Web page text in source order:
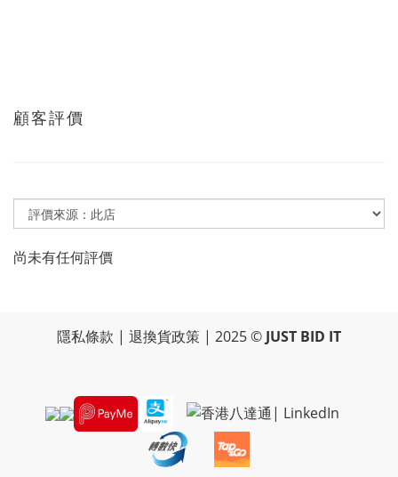
顧客評價
尚未有任何評價
隱私條款 | 退換貨政策 | 2025 © JUST BID IT